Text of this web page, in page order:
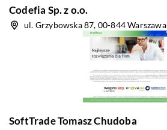
Codefia Sp. z o.o.
ul. Grzybowska 87, 00-844 Warszawa
SoftTrade Tomasz Chudoba